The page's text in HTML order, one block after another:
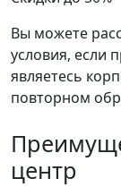
Вы можете
условия, если
являетесь
повторном
центр